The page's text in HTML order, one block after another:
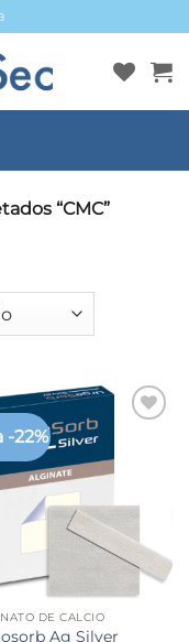
“CMC”
-22%
DE CALCIO
Ag Silver